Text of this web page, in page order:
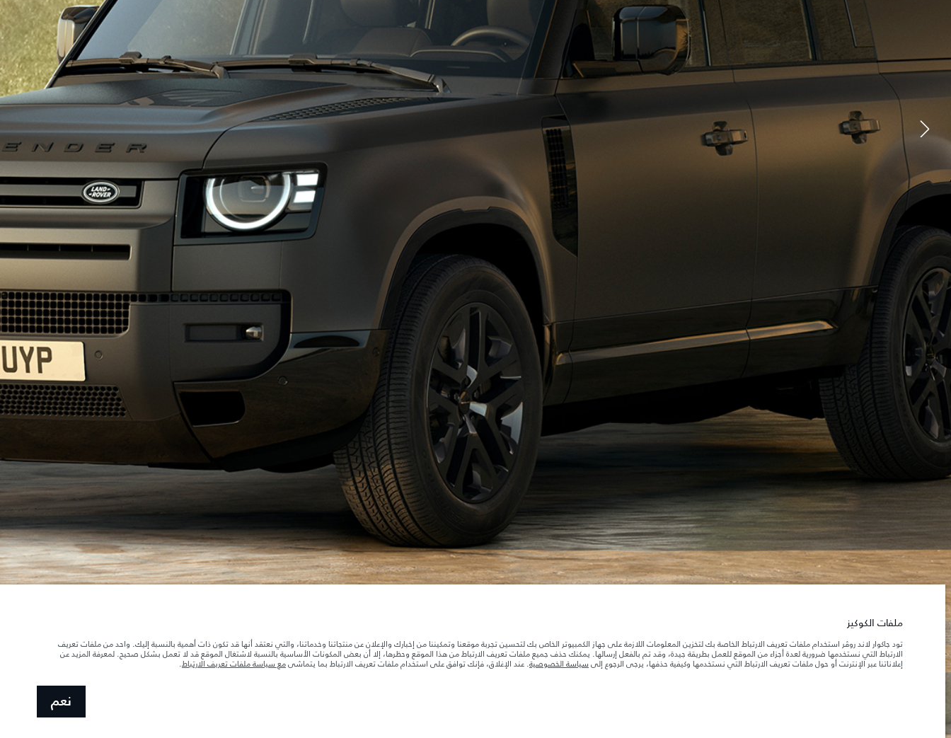
صمّم سيارتك
الاستكشاف
تسوق عبر الإنترنت
احجز تجربة قيادة
طلب معاودة الاتصال
كيف تشتري عبر الإنترنت
الكتيبات
سيارات الدفع الرباعي الهجينة أو ذات محركات البنزين أو محركات الديزل
الجديدة؟
ابق على اطلاع
ابق على اطلاع
نظرة عامة
نظام المعلومات والترفيه
تحديثات البرنامج
الوكيل المعتمد
قاعة عرض البحيرة
الوظائف الشروط والأحكام ابحث عنا سياسة الخصوصية ملفات الكوكيز خريطة الموقع شركة جاكوار لاند روڤر
تونس, ألفا انترناسيونال تونس
المعلومات والمواصفات والأسعار والألوان المذكورة على هذا الموقع قد تختلف من بلد إلى آخر، كما أنّها قد تتغير بدون إشعار مسبق. الرجاء التواصل مع وكيلنا المحلي للتأكد من توفّرها والتحقق من الأسعار.
إن النقص العالمي في أشباه الموصلات يؤثر حاليًا في مواصفات تصميم السيارات وتوفر الخيارات وتوقيتات التصاميم. هذا ظرف ديناميكي للغاية، ونتيجة لذلك، قد لا تمثّل الصور المستخدَمة ضمن موقع الويب حاليًا المواصفات الحالية بالكامل بالنسبة إلى الميزات
ملفات الكوكيز
تود جاكوار لاند روڤر استخدام ملفات تعريف الارتباط الخاصة بك لتخزين المعلومات اللازمة على جهاز الكمبيوتر الخاص بك لتحسين تجربة موقعنا وتمكيننا من إخبارك والإعلان عن منتجاتنا وخدماتنا، والتي نعتقد أنها قد تكون ذات أهمية بالنسبة إليك. واحد من ملفات تعريف
الارتباط التي نستخدمها ضرورية لعدة أجزاء من الموقع للعمل بطريقة جيدة، وقد تم بالفعل إرسالها. يمكنك حذف جميع ملفات تعريف الارتباط من هذا الموقع وحظرها، إلا أن بعض المكونات الأساسية بالنسبة لاشتغال الموقع قد لا تعمل بشكل صحيح. لمعرفة المزيد عن
إعلاناتنا عبر الإنترنت أو حول ملفات تعريف الارتباط التي نستخدمها وكيفية حذفها، يرجى الرجوع إلى سياسة الخصوصية. عند الإغلاق، فإنك توافق على استخدام ملفات تعريف الارتباط بما يتماشىمع سياسة ملفات تعريف الارتباط.
نعم